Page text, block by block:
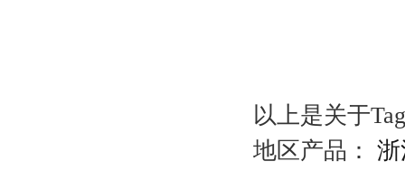
以上是关于
地区产品：